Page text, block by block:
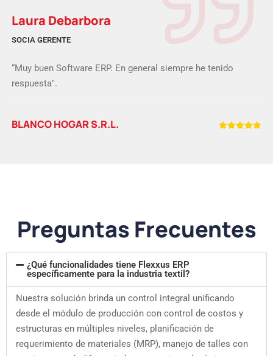
Laura Debarbora
SOCIA GERENTE
“Muy buen Software ERP. En general siempre he tenido
respuesta".
BLANCO HOGAR S.R.L.
Preguntas Frecuentes
¿Qué funcionalidades tiene Flexxus ERP
específicamente para la industria textil?
Nuestra solución brinda un control integral unificando
desde el módulo de producción con control de costos y
estructuras en múltiples niveles, planificación de
requerimiento de materiales (MRP), manejo de talles con